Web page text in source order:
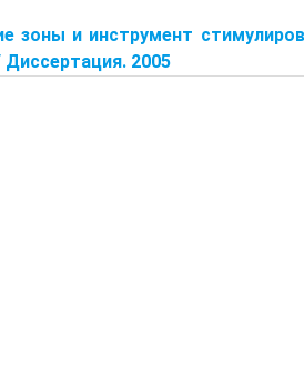
зоны и инструмент
2005